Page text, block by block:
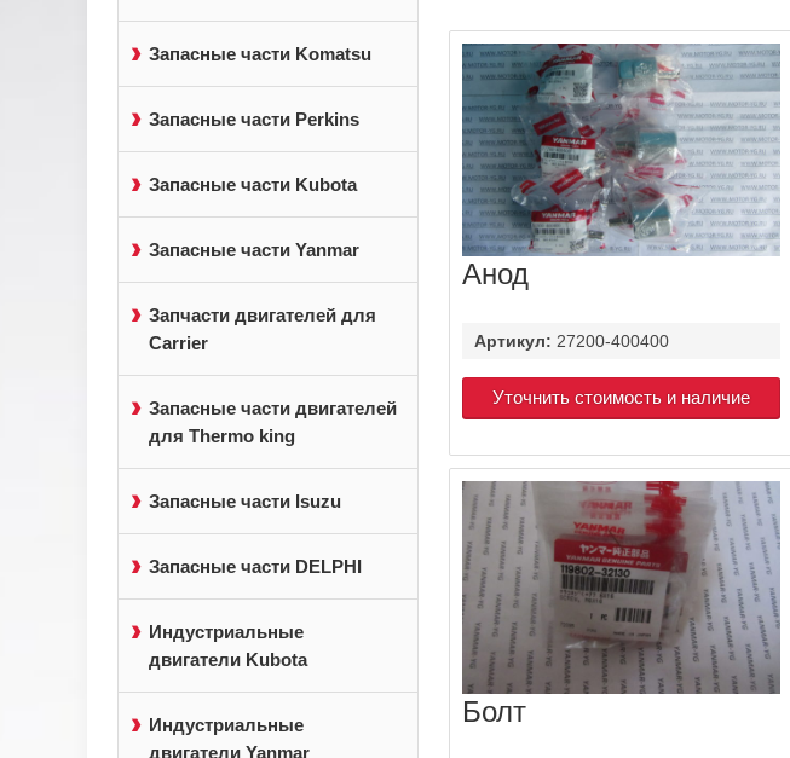
Запасные части Komatsu
Запасные части Perkins
Запасные части Kubota
Запасные части Yanmar
Запчасти двигателей для
Carrier
Запасные части двигателей
для Thermo king
Запасные части Isuzu
Запасные части DELPHI
Индустриальные
двигатели Kubota
Индустриальные
двигатели Yanmar
Анод
Артикул: 27200-400400
Уточнить стоимость и наличие
Болт